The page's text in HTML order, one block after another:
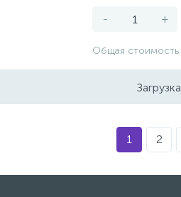
- +
Общая стоимость
Загрузка
1 2